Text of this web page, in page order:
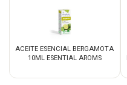
ACEITE ESENCIAL BERGAMOTA
10ML ESENTIAL AROMS